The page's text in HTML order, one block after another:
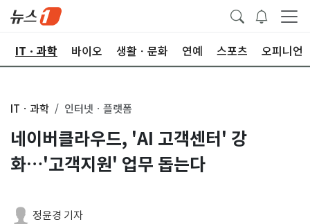
ITㆍ과학 바이오 생활ㆍ문화 연예 스포츠 오피니언
ITㆍ과학 인터넷ㆍ플랫폼
네이버클라우드, 'AI 고객센터' 강
화…'고객지원' 업무 돕는다
정윤경 기자